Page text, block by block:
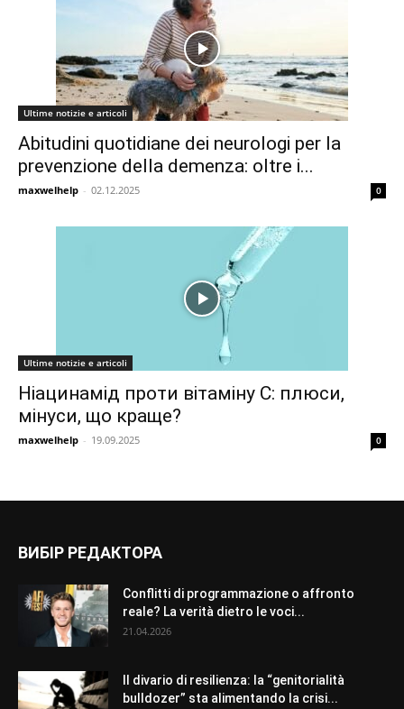
Ultime notizie e articoli
Abitudini quotidiane dei neurologi per la
prevenzione della demenza: oltre i...
maxwelhelp - 02.12.2025 0
Ultime notizie e articoli
Ніацинамід проти вітаміну С: плюси,
мінуси, що краще?
maxwelhelp - 19.09.2025 0
ВИБІР РЕДАКТОРА
Conflitti di programmazione o affronto
reale? La verità dietro le voci...
21.04.2026
Il divario di resilienza: la “genitorialità
bulldozer” sta alimentando la crisi...